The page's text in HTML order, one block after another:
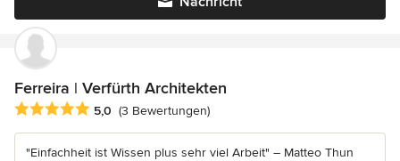
Ferreira | Verfürth Architekten
Durchschnittliche Bewertung: 5 von 5 Sternen
5,0 (3 Bewertungen)
"Einfachheit ist Wissen plus sehr viel Arbeit" – Matteo Thun